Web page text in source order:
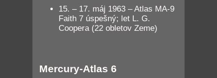
15. – 17. máj 1963 – Atlas MA-9
Faith 7 úspešný; let L. G.
Coopera (22 obletov Zeme)
Mercury-Atlas 6